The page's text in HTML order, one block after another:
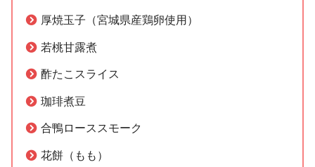
厚焼玉子（宮城県産鶏卵使用）
若桃甘露煮
酢たこスライス
珈琲煮豆
合鴨ローススモーク
花餅（もも）